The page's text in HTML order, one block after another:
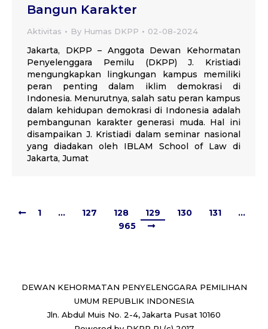
Bangun Karakter
Aktivitas By Humas DKPP 02-08-2024
Jakarta, DKPP – Anggota Dewan Kehormatan
Penyelenggara Pemilu (DKPP) J. Kristiadi
mengungkapkan lingkungan kampus memiliki
peran penting dalam iklim demokrasi di
Indonesia. Menurutnya, salah satu peran kampus
dalam kehidupan demokrasi di Indonesia adalah
pembangunan karakter generasi muda. Hal ini
disampaikan J. Kristiadi dalam seminar nasional
yang diadakan oleh IBLAM School of Law di
Jakarta, Jumat
1 … 127 128 129 130 131
…
965
DEWAN KEHORMATAN PENYELENGGARA PEMILIHAN
UMUM REPUBLIK INDONESIA
Jln. Abdul Muis No. 2-4, Jakarta Pusat 10160